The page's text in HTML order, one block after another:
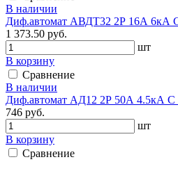
В наличии
Диф.автомат АВДТ32 2Р 16А 6кА
1 373.50 руб.
шт
В корзину
Сравнение
В наличии
Диф.автомат АД12 2Р 50А 4.5кА
746 руб.
шт
В корзину
Сравнение